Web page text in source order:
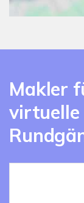
Makler
virtuelle